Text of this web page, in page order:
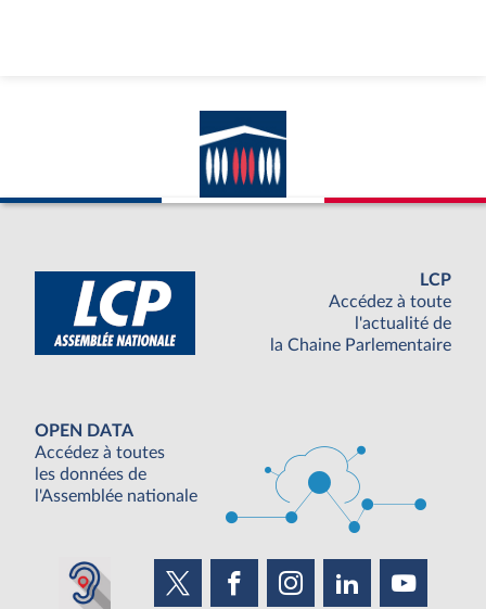
LCP
Accédez à toute
l'actualité de
la Chaine Parlementaire
OPEN DATA
Accédez à toutes
les données de
l'Assemblée nationale